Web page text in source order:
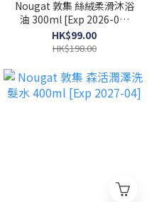
Nougat 敦集 絲絨柔滑沐浴
油 300ml [Exp 2026-07-
30]
HK$99.00
HK$198.00